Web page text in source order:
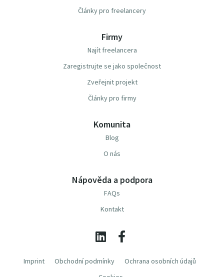
Články pro freelancery
Firmy
Najít freelancera
Zaregistrujte se jako společnost
Zveřejnit projekt
Články pro firmy
Komunita
Blog
O nás
Nápověda a podpora
FAQs
Kontakt
Imprint Obchodní podmínky
Ochrana osobních údajů